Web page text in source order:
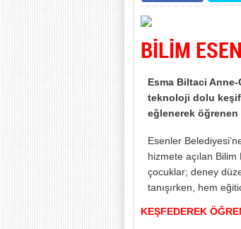
BİLİM
Esma Biltaci
teknoloji dolu keşif
eğlenerek
Esenler
hizmete açılan
çocuklar; deney
tanışırken, hem
KEŞFEDEREK